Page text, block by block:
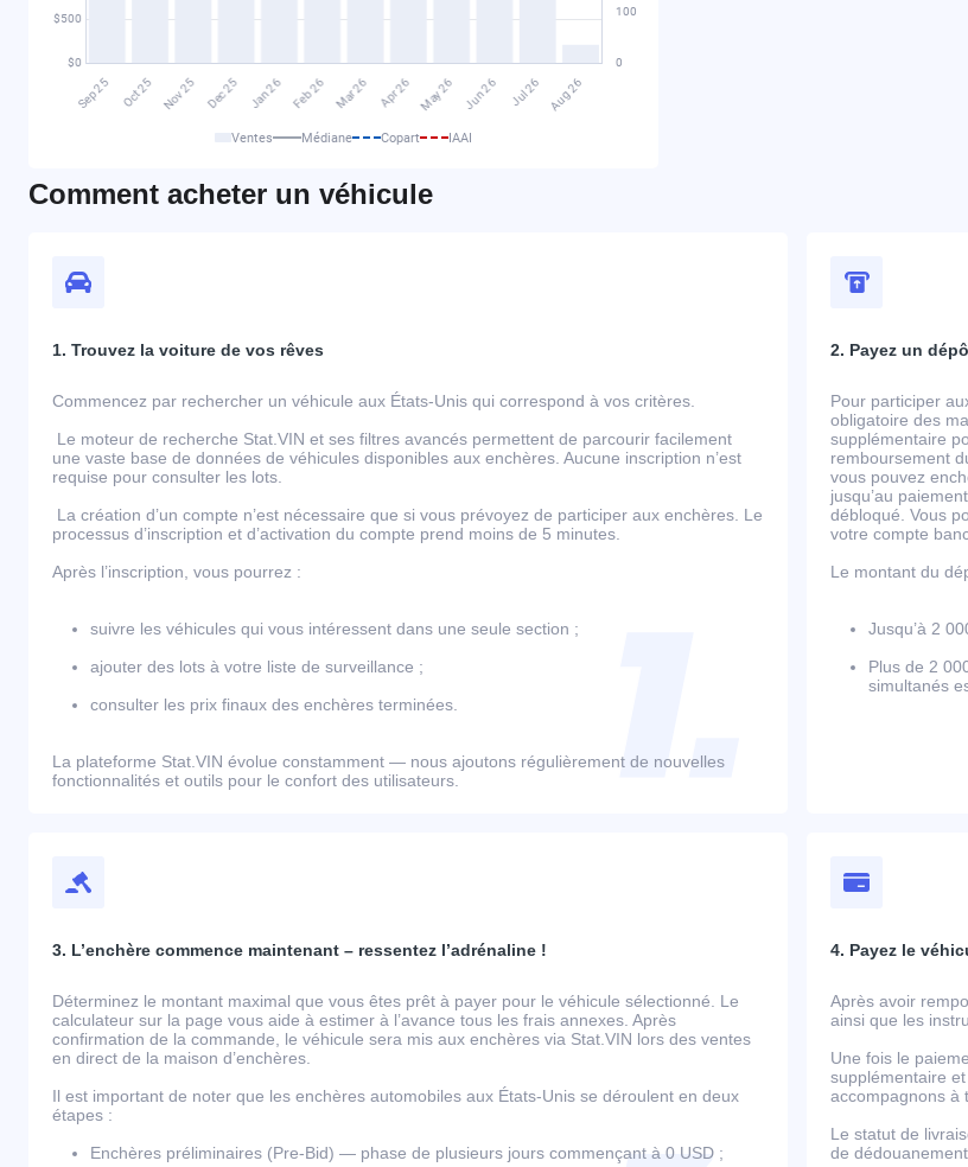
Ventes Médiane Copart IAAI
Comment acheter un véhicule
1. Trouvez la voiture de vos rêves
Commencez par rechercher un véhicule aux États-Unis qui correspond à vos critères.
Le moteur de recherche Stat.VIN et ses filtres avancés permettent de parcourir facilement
une vaste base de données de véhicules disponibles aux enchères. Aucune inscription n’est
requise pour consulter les lots.
La création d’un compte n’est nécessaire que si vous prévoyez de participer aux enchères. Le
processus d’inscription et d’activation du compte prend moins de 5 minutes.
Après l’inscription, vous pourrez :
suivre les véhicules qui vous intéressent dans une seule section ;
ajouter des lots à votre liste de surveillance ;
consulter les prix finaux des enchères terminées.
La plateforme Stat.VIN évolue constamment — nous ajoutons régulièrement de nouvelles
fonctionnalités et outils pour le confort des utilisateurs.
2. Payez un
Pour participer
obligatoire des
supplémentaire
remboursement
vous pouvez
jusqu’au
débloqué. Vous
votre compte
Le montant du
Jusqu’à 2
Plus de 2
simultanés
3. L’enchère commence maintenant – ressentez l’adrénaline !
Déterminez le montant maximal que vous êtes prêt à payer pour le véhicule sélectionné. Le
calculateur sur la page vous aide à estimer à l’avance tous les frais annexes. Après
confirmation de la commande, le véhicule sera mis aux enchères via Stat.VIN lors des ventes
en direct de la maison d’enchères.
Il est important de noter que les enchères automobiles aux États-Unis se déroulent en deux
étapes :
Enchères préliminaires (Pre-Bid) — phase de plusieurs jours commençant à 0 USD ;
4. Payez le
Après avoir
ainsi que les
Une fois le
supplémentaire
accompagnons à
Le statut de
de